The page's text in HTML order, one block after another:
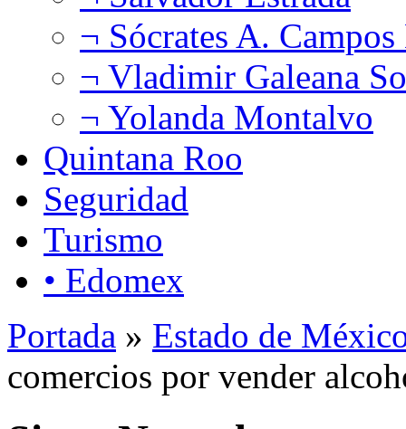
¬ Sócrates A.
¬ Vladimir Galeana
¬ Yolanda Montalvo
Quintana Roo
Seguridad
Turismo
• Edomex
Portada » Estado de
comercios por vender